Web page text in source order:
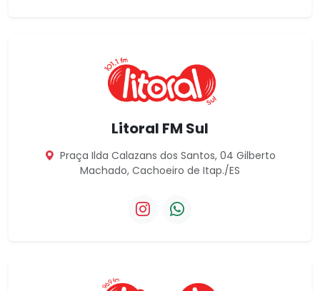
Litoral FM Sul
Praça Ilda Calazans dos Santos, 04 Gilberto
Machado, Cachoeiro de Itap./ES
Instagram da Litoral FM Sul
WhatsApp da Litoral FM